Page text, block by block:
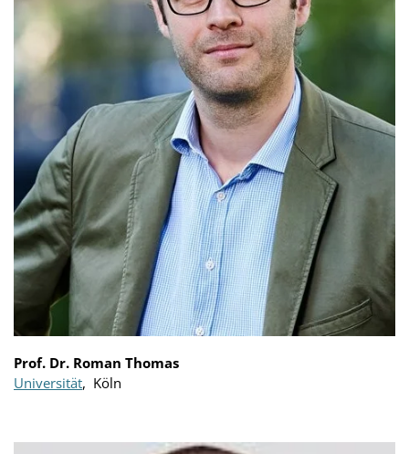
Prof. Dr. Roman Thomas
Universität, Köln